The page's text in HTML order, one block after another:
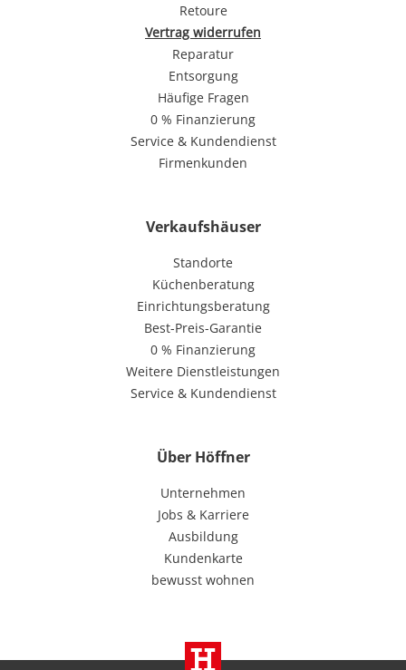
Retoure
Vertrag widerrufen
Reparatur
Entsorgung
Häufige Fragen
0 % Finanzierung
Service & Kundendienst
Firmenkunden
Verkaufshäuser
Standorte
Küchenberatung
Einrichtungsberatung
Best-Preis-Garantie
0 % Finanzierung
Weitere Dienstleistungen
Service & Kundendienst
Über Höffner
Unternehmen
Jobs & Karriere
Ausbildung
Kundenkarte
bewusst wohnen